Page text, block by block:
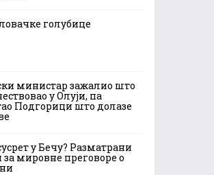
голубице
министар зажалио што
у Олуји, па
Подгорици што долазе
у Бечу? Разматрани
за мировне преговоре о